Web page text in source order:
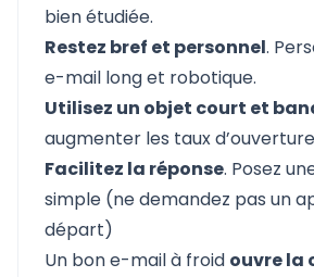
bien étudiée.
Restez bref et personnel.
e-mail long et robotique.
Utilisez un objet court et
augmenter les taux
Facilitez la réponse. Posez
simple (ne demandez pas un
départ)
Un bon e-mail à froid ouvre la